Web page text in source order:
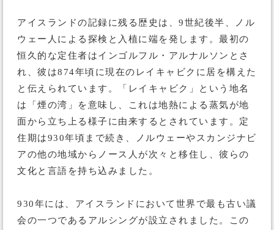
アイスランドの記録に残る歴史は、9世紀後半、ノル
ウェー人による探検と入植に端を発します。最初の
恒久的な定住者はインゴルフル・アルナルソンとさ
れ、彼は874年頃に現在のレイキャビクに居を構えた
と伝えられています。「レイキャビク」という地名
は「煙の湾」を意味し、これは地熱による蒸気が地
面から立ち上る様子に由来するとされています。定
住期は930年頃まで続き、ノルウェーやスカンジナビ
アの他の地域からノース人が次々と移住し、彼らの
文化と言語を持ち込みました。
930年には、アイスランドにおいて世界で最も古い議
会の一つであるアルシングが設立されました。この